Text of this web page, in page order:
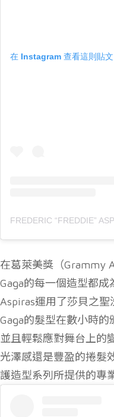
在 Instagram 查看這則貼文
FREDERIC “FREDDIE”
在葛萊美獎（Grammy
Gaga的每一個造型都
Aspiras運用了莎貝之
Gaga的髮型在數小時的
並且輕鬆應對舞台上的
光澤感還是豐盈的捲髮
護造型系列所提供的專